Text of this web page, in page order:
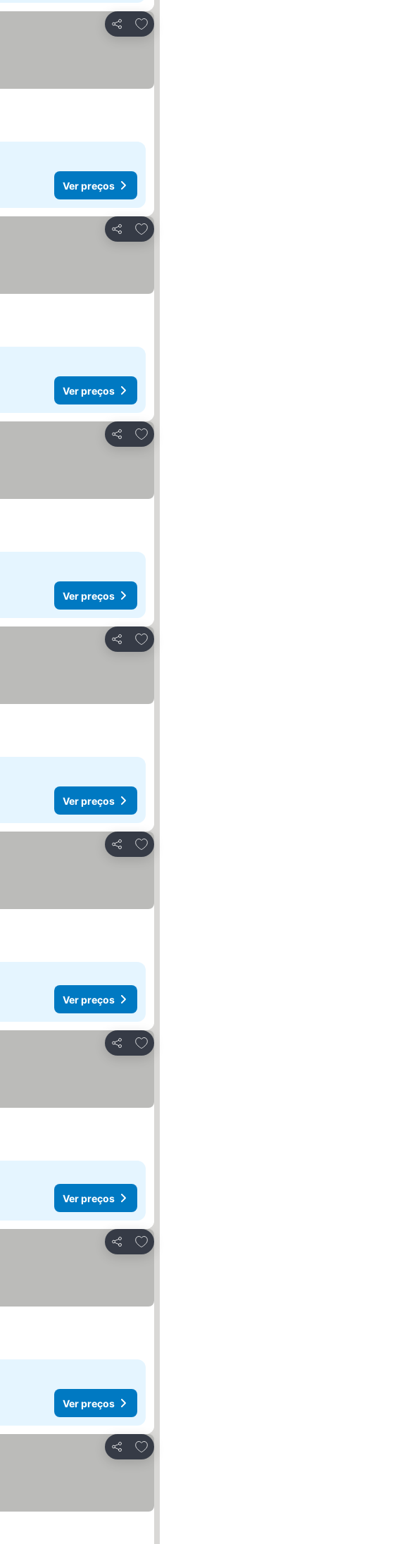
Partilhar
Adicionar aos favoritos
Ver preços
Partilhar
Adicionar aos favoritos
Ver preços
Partilhar
Adicionar aos favoritos
Ver preços
Partilhar
Adicionar aos favoritos
Ver preços
Partilhar
Adicionar aos favoritos
Ver preços
Partilhar
Adicionar aos favoritos
Ver preços
Partilhar
Adicionar aos favoritos
Ver preços
Partilhar
Adicionar aos favoritos